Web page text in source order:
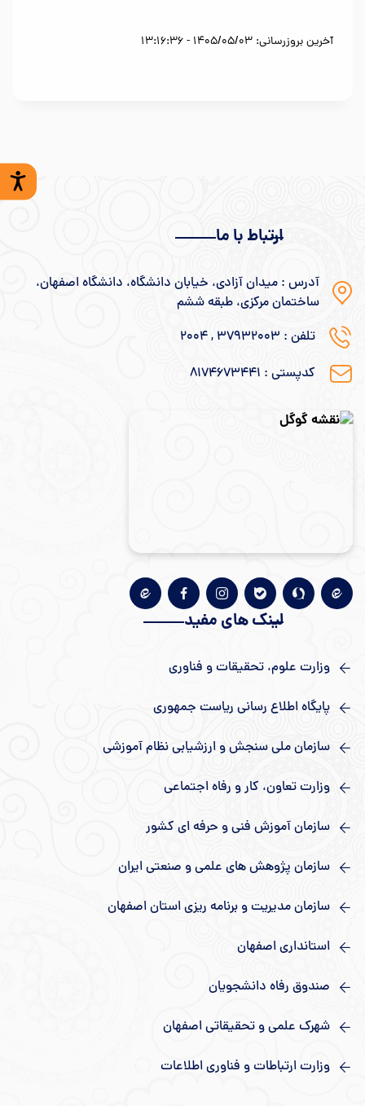
آخرین بروزرسانی: 1405/05/03 - 13:16:36
ارتباط با ما
آدرس : میدان آزادی، خیابان دانشگاه، دانشگاه اصفهان،
ساختمان مرکزی، طبقه ششم
تلفن : ۳۷۹۳۲۰۰۳ , ۲۰۰۴
کدپستی : ۸۱۷۴۶۷۳۴۴۱
لینک های مفید
وزارت علوم، تحقیقات و فناوری
پایگاه اطلاع رسانی ریاست جمهوری
سازمان ملی سنجش و ارزشیابی نظام آموزشی
وزارت تعاون، کار و رفاه اجتماعی
سازمان آموزش فنی و حرفه ای کشور
سازمان پژوهش های علمی و صنعتی ایران
سازمان مدیریت و برنامه ریزی استان اصفهان
استانداری اصفهان
صندوق رفاه دانشجویان
شهرک علمی و تحقیقاتی اصفهان
وزارت ارتباطات و فناوری اطلاعات